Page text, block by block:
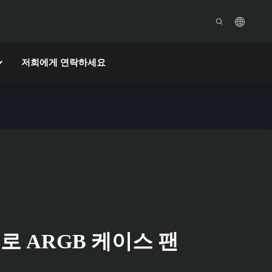
저희에게 연락하세요
ARGB 케이스 팬